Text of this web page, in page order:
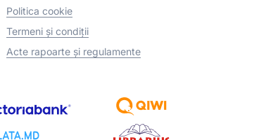
Politica cookie
Termeni și condiții
Acte rapoarte și regulamente